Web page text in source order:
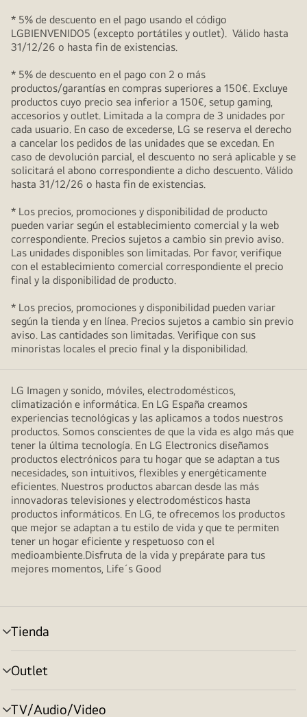
* 5% de descuento en el pago usando el código
LGBIENVENIDO5 (excepto portátiles y outlet). Válido hasta
31/12/26 o hasta fin de existencias.
* 5% de descuento en el pago con 2 o más
productos/garantías en compras superiores a 150€. Excluye
productos cuyo precio sea inferior a 150€, setup gaming,
accesorios y outlet. Limitada a la compra de 3 unidades por
cada usuario. En caso de excederse, LG se reserva el derecho
a cancelar los pedidos de las unidades que se excedan. En
caso de devolución parcial, el descuento no será aplicable y se
solicitará el abono correspondiente a dicho descuento. Válido
hasta 31/12/26 o hasta fin de existencias.
* Los precios, promociones y disponibilidad de producto
pueden variar según el establecimiento comercial y la web
correspondiente. Precios sujetos a cambio sin previo aviso.
Las unidades disponibles son limitadas. Por favor, verifique
con el establecimiento comercial correspondiente el precio
final y la disponibilidad de producto.
* Los precios, promociones y disponibilidad pueden variar
según la tienda y en línea. Precios sujetos a cambio sin previo
aviso. Las cantidades son limitadas. Verifique con sus
minoristas locales el precio final y la disponibilidad.
LG Imagen y sonido, móviles, electrodomésticos,
climatización e informática. En LG España creamos
experiencias tecnológicas y las aplicamos a todos nuestros
productos. Somos conscientes de que la vida es algo más que
tener la última tecnología. En LG Electronics diseñamos
productos electrónicos para tu hogar que se adaptan a tus
necesidades, son intuitivos, flexibles y energéticamente
eficientes. Nuestros productos abarcan desde las más
innovadoras televisiones y electrodomésticos hasta
productos informáticos. En LG, te ofrecemos los productos
que mejor se adaptan a tu estilo de vida y que te permiten
tener un hogar eficiente y respetuoso con el
medioambiente.Disfruta de la vida y prepárate para tus
mejores momentos, Life´s Good
Tienda
Alternar
menú
Outlet
Alternar
menú
TV/Audio/Video